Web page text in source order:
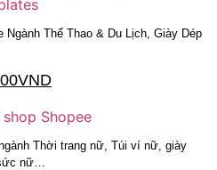
Ngành Thể Thao & Du Lịch, Giày Dép
VND
Thời trang nữ, Túi ví nữ, giày
nữ…